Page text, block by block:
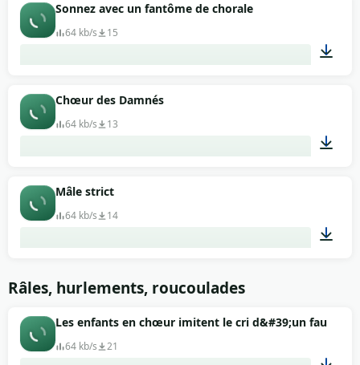
Sonnez avec un fantôme de chorale
64 kb/s 15
Chœur des Damnés
64 kb/s 13
Mâle strict
64 kb/s 14
Râles, hurlements, roucoulades
Les enfants en chœur imitent le cri d&#39;un faucon
64 kb/s 21